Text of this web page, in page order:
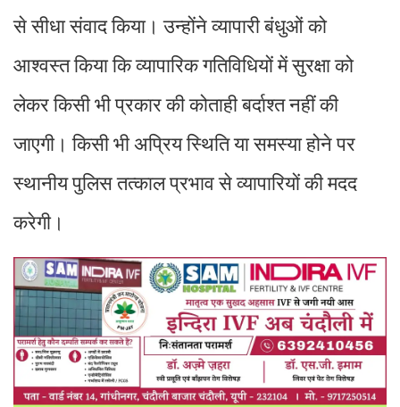
से सीधा संवाद किया। उन्होंने व्यापारी बंधुओं को
आश्वस्त किया कि व्यापारिक गतिविधियों में सुरक्षा को
लेकर किसी भी प्रकार की कोताही बर्दाश्त नहीं की
जाएगी। किसी भी अप्रिय स्थिति या समस्या होने पर
स्थानीय पुलिस तत्काल प्रभाव से व्यापारियों की मदद
करेगी।